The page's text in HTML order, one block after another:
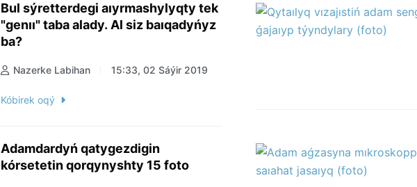
Bul sýretterdegi aıyrmashylyqty tek
"genıı" taba alady. Al siz baıqadyńyz
ba?
Nazerke Labihan 15:33, 02 Sáýir 2019
Kóbirek oqý
Adamdardyń qatygezdigin
kórsetetin qorqynyshty 15 foto